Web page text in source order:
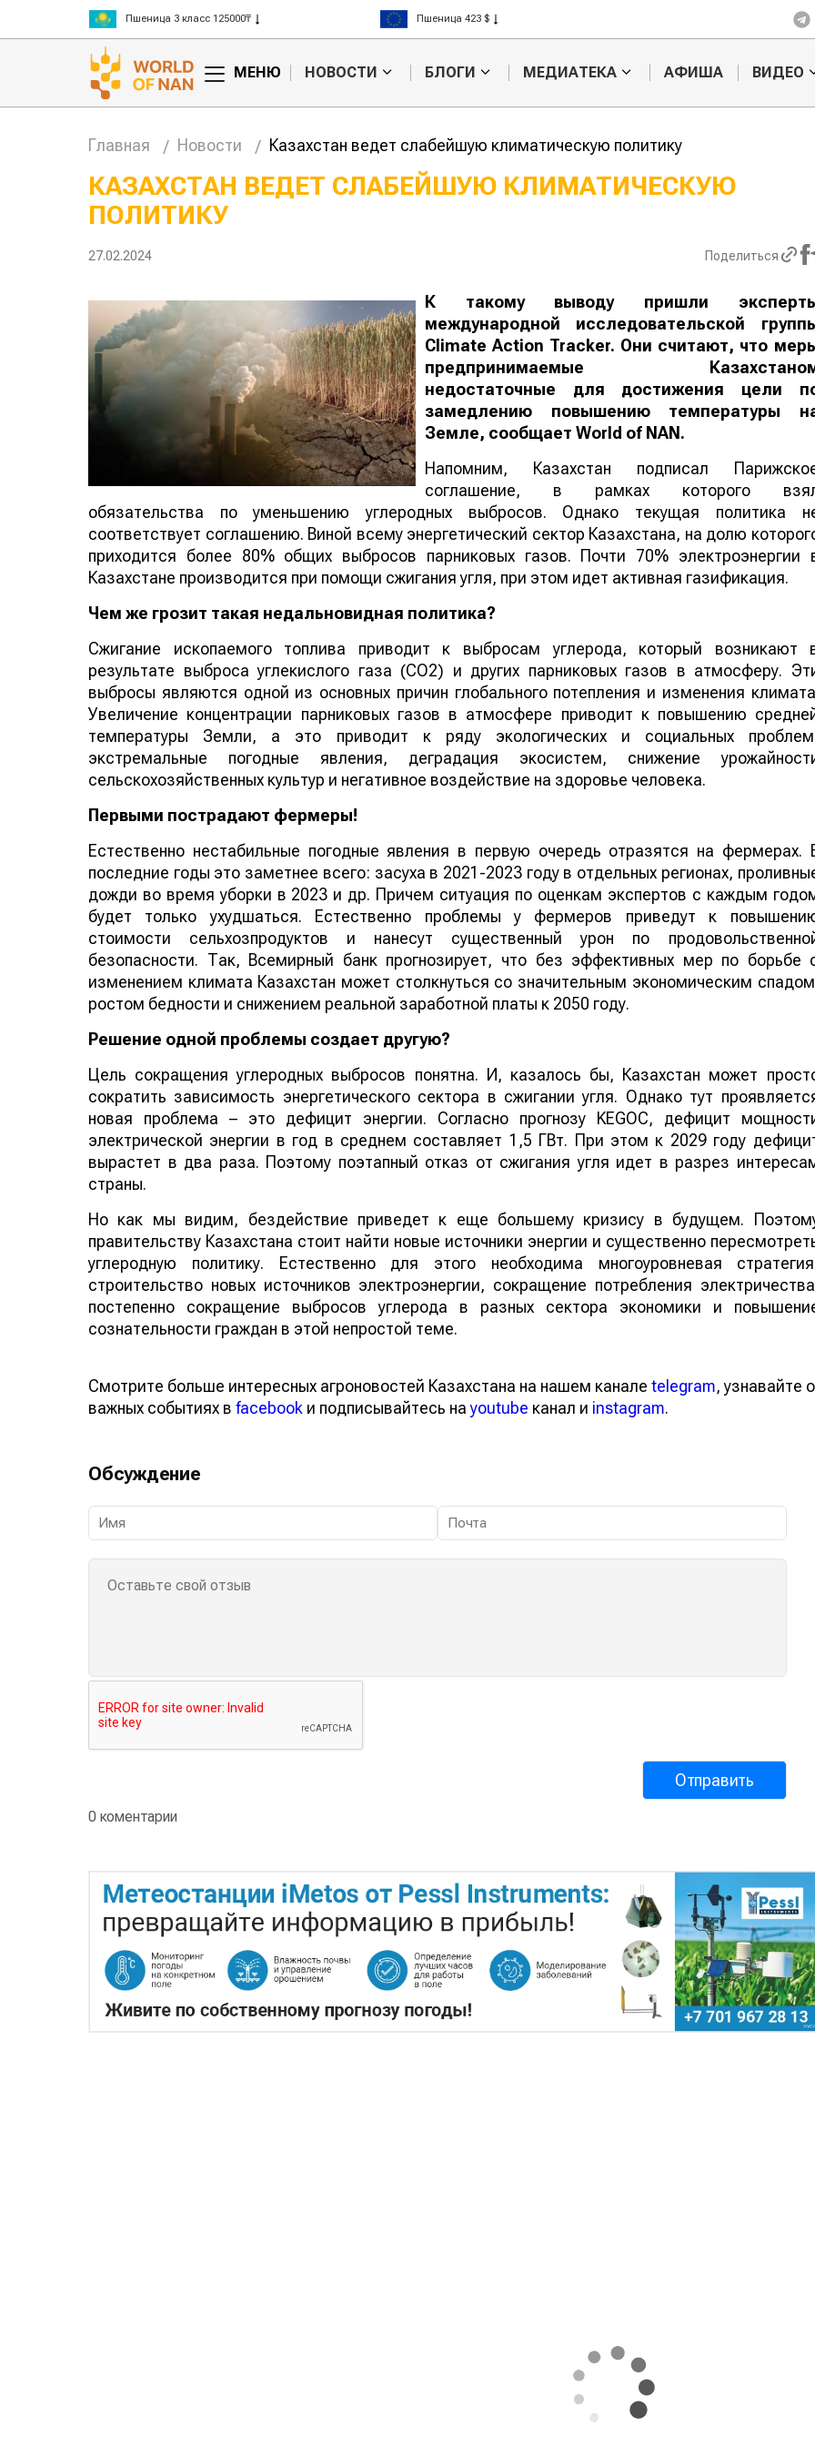
Пшеница 3 класс 125000₸
Ячмень 130000₸
Кукуруза 150000₸
Рис 300000₸
Пшеница 423 $
Ячмень 330 $
Рис 408 $
МЕНЮ НОВОСТИ БЛОГИ МЕДИАТЕКА АФИША ВИДЕО
Главная Новости Казахстан ведет слабейшую климатическую политику
КАЗАХСТАН ВЕДЕТ СЛАБЕЙШУЮ КЛИМАТИЧЕСКУЮ
ПОЛИТИКУ
27.02.2024 Поделиться
К такому выводу пришли
международной исследовательской
Climate Action Tracker. Они считают, что
предпринимаемые
недостаточные для достижения цели
замедлению повышению температуры
Земле, сообщает World of NAN.
Напомним, Казахстан подписал
соглашение, в рамках которого
обязательства по уменьшению углеродных выбросов. Однако текущая политика
соответствует соглашению. Виной всему энергетический сектор Казахстана, на долю
приходится более 80% общих выбросов парниковых газов. Почти 70% электроэнергии
Казахстане производится при помощи сжигания угля, при этом идет активная газификация.
Чем же грозит такая недальновидная политика?
Сжигание ископаемого топлива приводит к выбросам углерода, который возникают
результате выброса углекислого газа (CO2) и других парниковых газов в атмосферу.
выбросы являются одной из основных причин глобального потепления и изменения
Увеличение концентрации парниковых газов в атмосфере приводит к повышению
температуры Земли, а это приводит к ряду экологических и социальных
экстремальные погодные явления, деградация экосистем, снижение
сельскохозяйственных культур и негативное воздействие на здоровье человека.
Первыми пострадают фермеры!
Естественно нестабильные погодные явления в первую очередь отразятся на фермерах.
последние годы это заметнее всего: засуха в 2021-2023 году в отдельных регионах,
дожди во время уборки в 2023 и др. Причем ситуация по оценкам экспертов с каждым
будет только ухудшаться. Естественно проблемы у фермеров приведут к
стоимости сельхозпродуктов и нанесут существенный урон по
безопасности. Так, Всемирный банк прогнозирует, что без эффективных мер по борьбе
изменением климата Казахстан может столкнуться со значительным экономическим
ростом бедности и снижением реальной заработной платы к 2050 году.
Решение одной проблемы создает другую?
Цель сокращения углеродных выбросов понятна. И, казалось бы, Казахстан может
сократить зависимость энергетического сектора в сжигании угля. Однако тут
новая проблема – это дефицит энергии. Согласно прогнозу KEGOC, дефицит
электрической энергии в год в среднем составляет 1,5 ГВт. При этом к 2029 году
вырастет в два раза. Поэтому поэтапный отказ от сжигания угля идет в разрез
страны.
Но как мы видим, бездействие приведет к еще большему кризису в будущем.
правительству Казахстана стоит найти новые источники энергии и существенно
углеродную политику. Естественно для этого необходима многоуровневая
строительство новых источников электроэнергии, сокращение потребления
постепенно сокращение выбросов углерода в разных сектора экономики и
сознательности граждан в этой непростой теме.
Смотрите больше интересных агроновостей Казахстана на нашем канале telegram, узнавайте о
важных событиях в facebook и подписывайтесь наyoutube канал и instagram.
Обсуждение
0 коментарии
Ученые нашли
используют